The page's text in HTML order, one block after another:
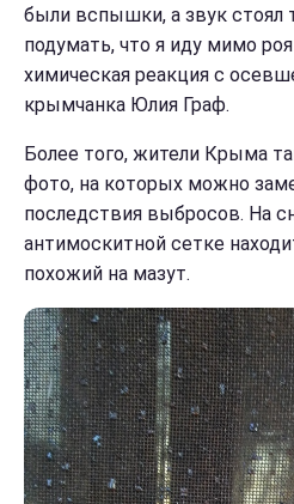
были вспышки, а звук стоял
подумать, что я иду мимо
химическая реакция с
крымчанка Юлия Граф.
Более того, жители Крыма
фото, на которых можно
последствия выбросов. На
антимоскитной сетке
похожий на мазут.